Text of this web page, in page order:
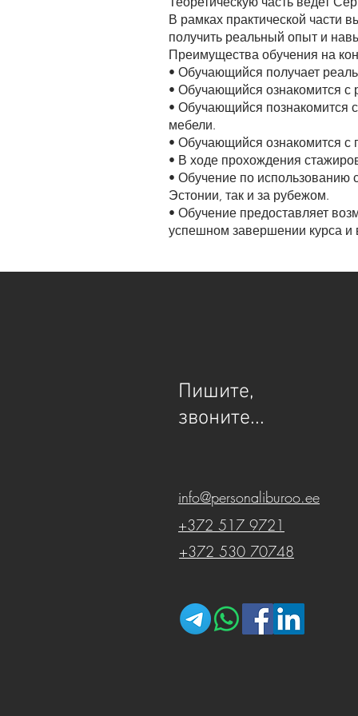
В рамках практической части
получить реальный опыт и
Преимущества обучения на
• Обучающийся получает
• Обучающийся ознакомится с
• Обучающийся познакомится
мебели.
• Обучающийся ознакомится с
• В ходе прохождения
• Обучение по использованию
Эстонии, так и за рубежом.
• Обучение предоставляет
успешном завершении курса
Пишите,
звоните...
info@personaliburoo.ee
+372 517 9721
+372 530 70748